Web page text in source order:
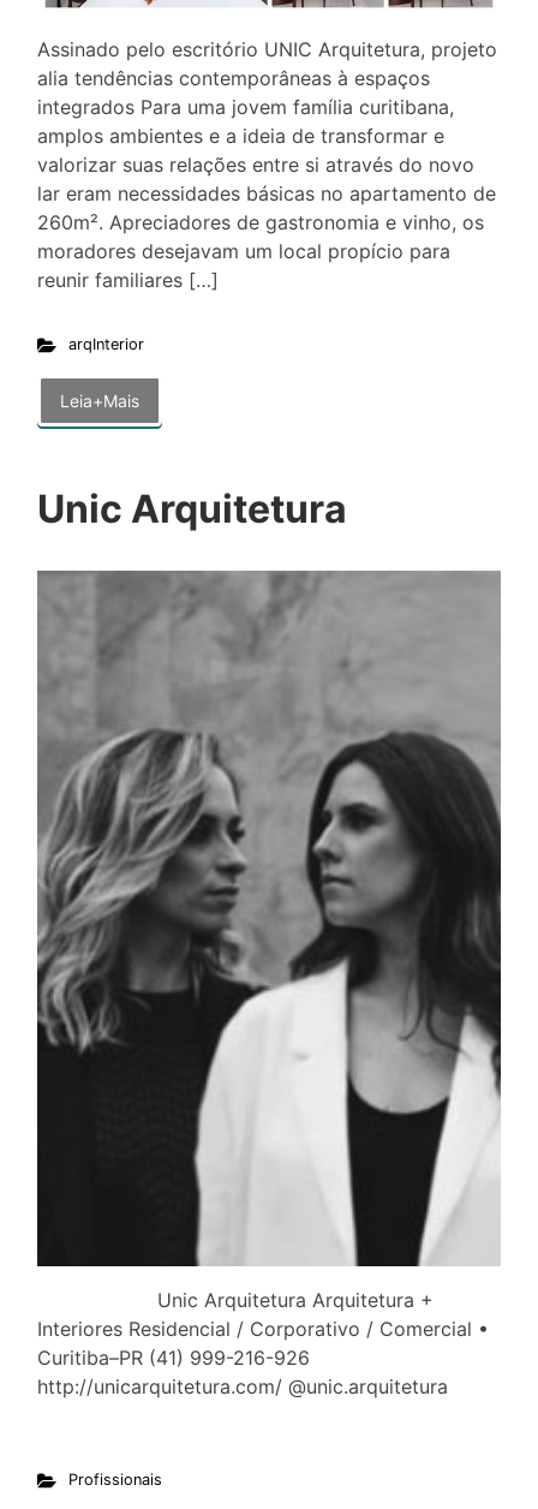
Assinado pelo escritório UNIC Arquitetura, projeto
alia tendências contemporâneas à espaços
integrados Para uma jovem família curitibana,
amplos ambientes e a ideia de transformar e
valorizar suas relações entre si através do novo
lar eram necessidades básicas no apartamento de
260m². Apreciadores de gastronomia e vinho, os
moradores desejavam um local propício para
reunir familiares […]
arqInterior
Leia+Mais
Unic Arquitetura
Unic Arquitetura Arquitetura +
Interiores Residencial / Corporativo / Comercial •
Curitiba–PR (41) 999-216-926
http://unicarquitetura.com/ @unic.arquitetura
Profissionais